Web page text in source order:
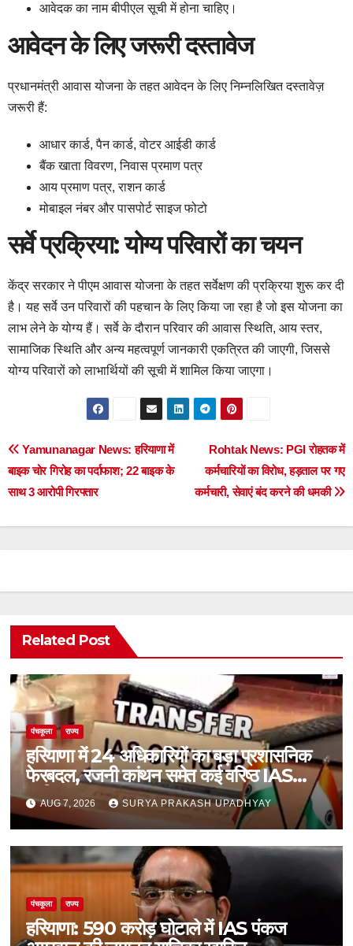
आवेदक का नाम बीपीएल सूची में होना चाहिए।
आवेदन के लिए जरूरी दस्तावेज
प्रधानमंत्री आवास योजना के तहत आवेदन के लिए निम्नलिखित दस्तावेज़
जरूरी हैं:
आधार कार्ड, पैन कार्ड, वोटर आईडी कार्ड
बैंक खाता विवरण, निवास प्रमाण पत्र
आय प्रमाण पत्र, राशन कार्ड
मोबाइल नंबर और पासपोर्ट साइज फोटो
सर्वे प्रक्रिया: योग्य परिवारों का चयन
केंद्र सरकार ने पीएम आवास योजना के तहत सर्वेक्षण की प्रक्रिया शुरू कर दी
है। यह सर्वे उन परिवारों की पहचान के लिए किया जा रहा है जो इस योजना का
लाभ लेने के योग्य हैं। सर्वे के दौरान परिवार की आवास स्थिति, आय स्तर,
सामाजिक स्थिति और अन्य महत्वपूर्ण जानकारी एकत्रित की जाएगी, जिससे
योग्य परिवारों को लाभार्थियों की सूची में शामिल किया जाएगा।
Post
navigation
Rohtak News: PGI रोहतक में
कर्मचारियों का विरोध, हड़ताल पर गए
कर्मचारी, सेवाएं बंद करने की धमकी
Yamunanagar News: हरियाणा में
बाइक चोर गिरोह का पर्दाफाश; 22 बाइक के
साथ 3 आरोपी गिरफ्तार
Related Post
पंचकूला राज्य
हरियाणा में 24 अधिकारियों का बड़ा प्रशासनिक
फेरबदल, रजनी कांथन समेत कई वरिष्ठ IAS
शामिल
AUG 7, 2026 SURYA PRAKASH UPADHYAY
पंचकूला राज्य
हरियाणा: 590 करोड़ घोटाले में IAS पंकज